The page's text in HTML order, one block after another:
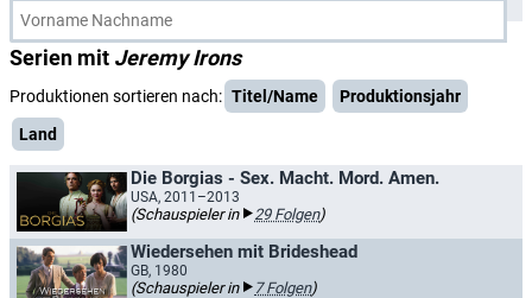
Serien mit Jeremy Irons
Produktionen sortieren nach: Titel/Name
Produktionsjahr
Land
Die Borgias - Sex. Macht. Mord. Amen.
USA, 2011–2013
(Schauspieler in 29 Folgen)
Wiedersehen mit Brideshead
GB, 1980
(Schauspieler in 7 Folgen)